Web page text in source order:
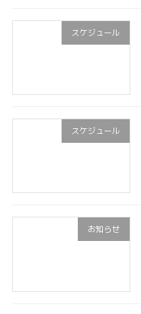
スケジュール
スケジュール
お知らせ